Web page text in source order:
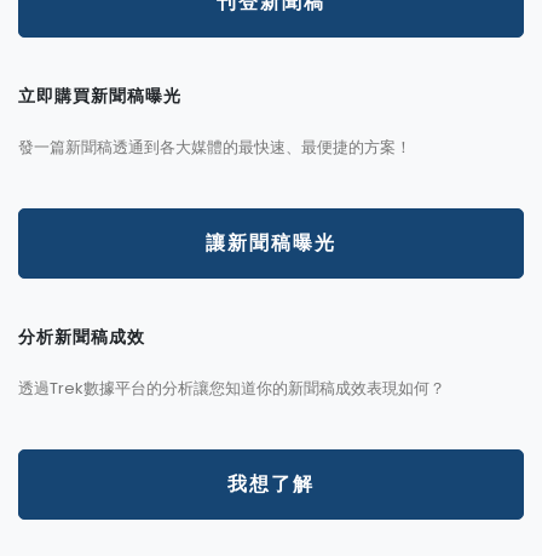
立即購買新聞稿曝光
發一篇新聞稿透通到各大媒體的最快速、最便捷的方案！
讓新聞稿曝光
分析新聞稿成效
透過Trek數據平台的分析讓您知道你的新聞稿成效表現如何？
我想了解